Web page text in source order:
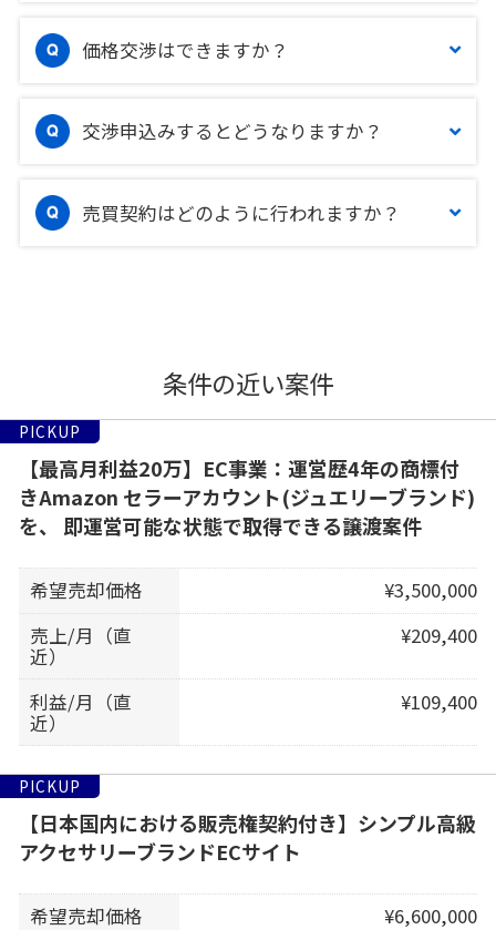
価格交渉はできますか？
交渉申込みするとどうなりますか？
売買契約はどのように行われますか？
条件の近い案件
PICKUP
【最高月利益20万】EC事業：運営歴4年の商標付
きAmazon セラーアカウント(ジュエリーブランド)
を、 即運営可能な状態で取得できる譲渡案件
希望売却価格
¥3,500,000
売上/月（直
近）
¥209,400
利益/月（直
近）
¥109,400
PICKUP
【日本国内における販売権契約付き】シンプル高級
アクセサリーブランドECサイト
希望売却価格
¥6,600,000